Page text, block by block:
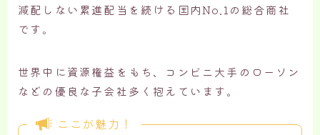
減配しない累進配当を続ける国内No.1の総合商社
です。
世界中に資源権益をもち、コンビニ大手のローソン
などの優良な子会社多く抱えています。
ここが魅力！